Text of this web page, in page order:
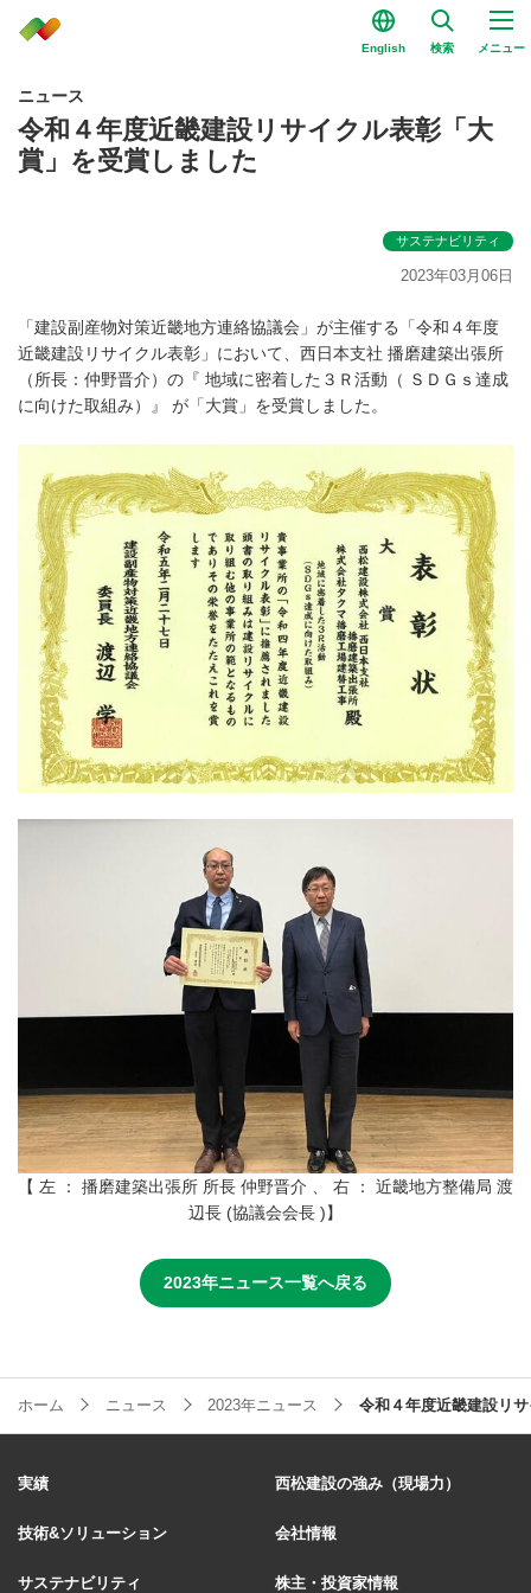
English 検索 メニュー
ニュース
令和４年度近畿建設リサイクル表彰「大
賞」を受賞しました
サステナビリティ
2023年03月06日
「建設副産物対策近畿地方連絡協議会」が主催する「令和４年度
近畿建設リサイクル表彰」において、西日本支社 播磨建築出張所
（所長：仲野晋介）の『 地域に密着した３Ｒ活動（ ＳＤＧｓ達成
に向けた取組み）』 が「大賞」を受賞しました。
【 左 ： 播磨建築出張所 所長 仲野晋介 、 右 ： 近畿地方整備局 渡
辺長 (協議会会長 )】
2023年ニュース一覧へ戻る
ホーム ニュース 2023年ニュース 令和４年度近畿建設リ
実績 西松建設の強み（現場力）
技術&ソリューション 会社情報
サステナビリティ 株主・投資家情報